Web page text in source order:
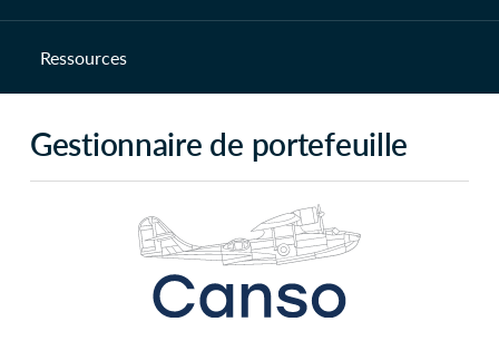
Ressources
Gestionnaire de portefeuille